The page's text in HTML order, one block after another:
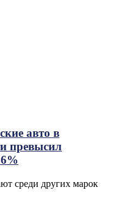
авто в
превысил
среди других марок